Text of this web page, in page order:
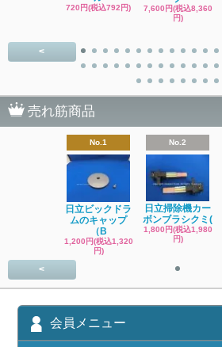
720円(税込792円)
7,600円(税込8,360
円)
<
売れ筋商品
No.1
日立ビックドラ
ムのキャップ
（B
1,200円(税込1,320
円)
No.2
日立掃除機カー
ボンブラシクミ(
1,800円(税込1,980
円)
<
会員メニュー